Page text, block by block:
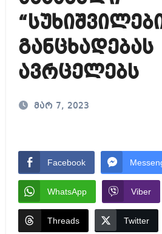
განცხადებას
ავრცელებს
მარ 7, 2023
Facebook
WhatsApp Viber
Threads Twitter